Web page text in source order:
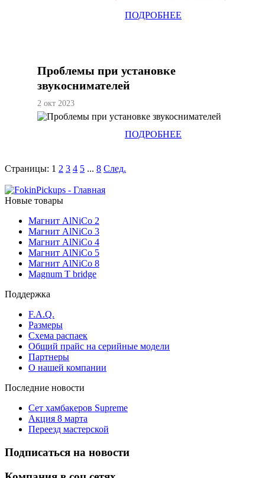
ПОДРОБНЕЕ
Проблемы при установке
звукоснимателей
2 окт 2023
ПОДРОБНЕЕ
Страницы: 1 2 3 4 5 ... 8 След.
Новые товары
Магнит AlNiCo 2
Магнит AlNiCo 3
Магнит AlNiCo 4
Магнит AlNiCo 5
Магнит AlNiCo 8
Magnum T bridge
Поддержка
F.A.Q.
Размеры
Схема распаек
Общий прайс на серийные модели
Партнеры
О нашей компании
Последние новости
Сет хамбакеров Supreme
Акция 8 марта
Переезд мастерской
Подписаться на новости